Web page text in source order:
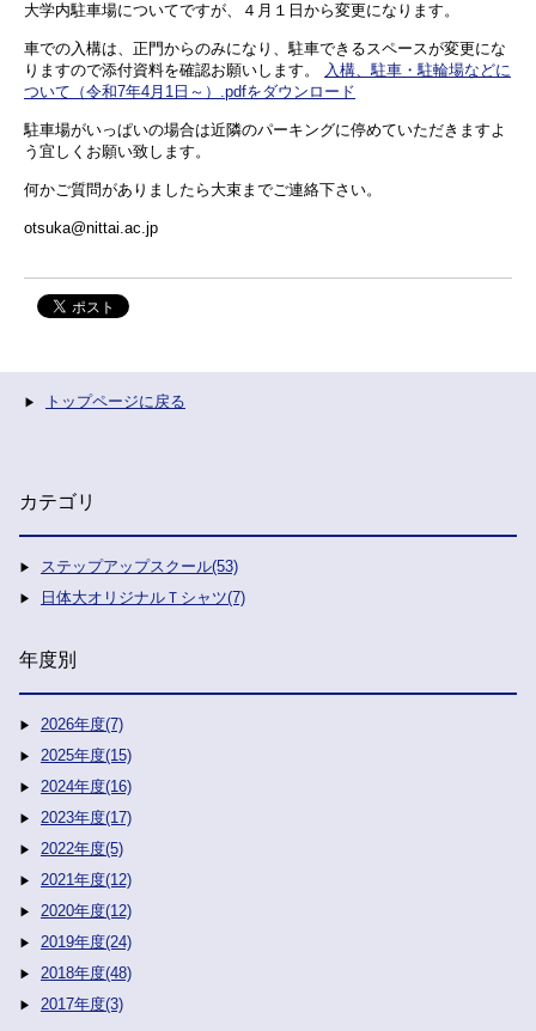
大学内駐車場についてですが、４月１日から変更になります。
車での入構は、正門からのみになり、駐車できるスペースが変更にな
りますので添付資料を確認お願いします。
入構、駐車・駐輪場などに
ついて（令和7年4月1日～）.pdfをダウンロード
駐車場がいっぱいの場合は近隣のパーキングに停めていただきますよ
う宜しくお願い致します。
何かご質問がありましたら大束までご連絡下さい。
otsuka@nittai.ac.jp
トップページに戻る
カテゴリ
ステップアップスクール(53)
日体大オリジナルＴシャツ(7)
年度別
2026年度(7)
2025年度(15)
2024年度(16)
2023年度(17)
2022年度(5)
2021年度(12)
2020年度(12)
2019年度(24)
2018年度(48)
2017年度(3)